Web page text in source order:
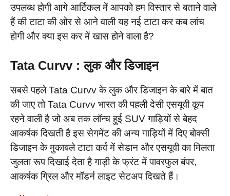
उपलब्ध होगी आगे आर्टिकल में आपको हम विस्तार से बताने वाले
हैं की टाटा की ओर से आने वाली यह नई टाटा कर कब लांच
होगी और क्या इस कर में खास होने वाला है?
Tata Curvv : लुक और डिजाइन
सबसे पहले Tata Curvv के लुक और डिजाइन के बारे में बात
की जाए तो Tata Curvv भारत की पहली देसी एसयूवी कूप
रहने वाली है जो अब तक लॉन्च हुई SUV गाड़ियों से बेहद
आकर्षक दिखती है इस सेगमेंट की अन्य गाड़ियों में दिए बोक्सी
डिजाइन के मुकाबले टाटा कर्व में सेडान और एसयूवी का मिलता
जुलता रूप दिखाई देता है गाड़ी के फ्रंट में पावरफुल बंपर,
आकर्षक ग्रिल और मॉडर्न लाइट सेटअप दिखते हैं।